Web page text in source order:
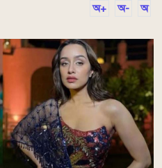
অ+ অ- অ